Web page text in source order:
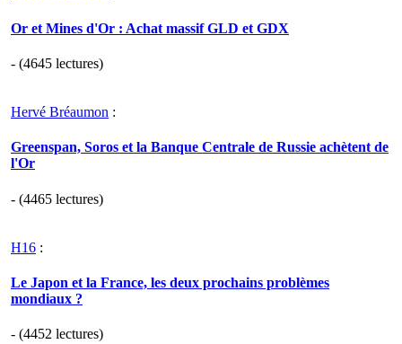
Or et Mines d'Or : Achat massif GLD et GDX
- (4645 lectures)
Hervé Bréaumon :
Greenspan, Soros et la Banque Centrale de Russie achètent de
l'Or
- (4465 lectures)
H16 :
Le Japon et la France, les deux prochains problèmes
mondiaux ?
- (4452 lectures)